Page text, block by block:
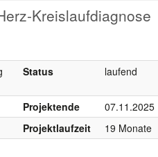
Kreislaufdiagnose
Status laufend
Projektende
07.11.2025
Projektlaufzeit
19 Monate